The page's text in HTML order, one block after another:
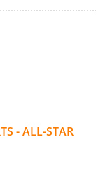
- ALL-STAR